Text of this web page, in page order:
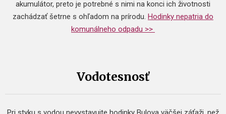
akumulátor, preto je potrebné s nimi na konci ich životnosti
zachádzať šetrne s ohľadom na prírodu. Hodinky nepatria do
komunálneho odpadu >>
Vodotesnosť